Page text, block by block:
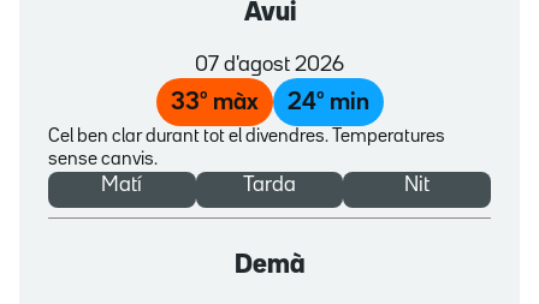
Avui
07 d'agost 2026
33º màx 24º min
Cel ben clar durant tot el divendres. Temperatures
sense canvis.
Matí Tarda Nit
Demà